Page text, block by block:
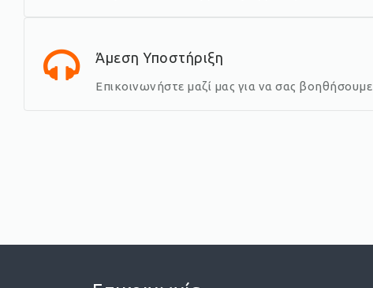
Άμεση Υποστήριξη
Επικοινωνήστε μαζί μας για να σας βοηθήσουμε